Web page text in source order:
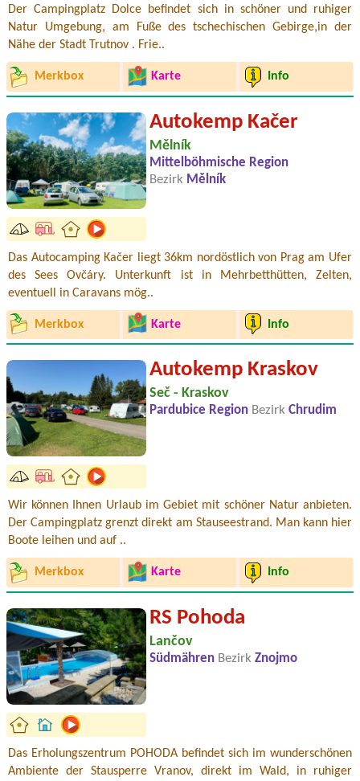
Der Campingplatz Dolce befindet sich in schöner und ruhiger
Natur Umgebung, am Fuße des tschechischen Gebirge,in der
Nähe der Stadt Trutnov . Frie..
Merkbox Karte Info
Autokemp Kačer
Mělník
Mittelböhmische Region
Bezirk Mělník
Das Autocamping Kačer liegt 36km nordöstlich von Prag am Ufer
des Sees Ovčáry. Unterkunft ist in Mehrbetthütten, Zelten,
eventuell in Caravans mög..
Merkbox Karte Info
Autokemp Kraskov
Seč - Kraskov
Pardubice Region Bezirk Chrudim
Wir können Ihnen Urlaub im Gebiet mit schöner Natur anbieten.
Der Campingplatz grenzt direkt am Stauseestrand. Man kann hier
Boote leihen und auf ..
Merkbox Karte Info
RS Pohoda
Lančov
Südmähren Bezirk Znojmo
Das Erholungszentrum POHODA befindet sich im wunderschönen
Ambiente der Stausperre Vranov, direkt im Wald, in ruhiger